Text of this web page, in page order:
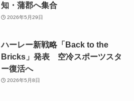
知・蒲郡へ集合
2026年5月29日
ハーレー新戦略「Back to the
Bricks」発表 空冷スポーツスタ
ー復活へ
2026年5月8日